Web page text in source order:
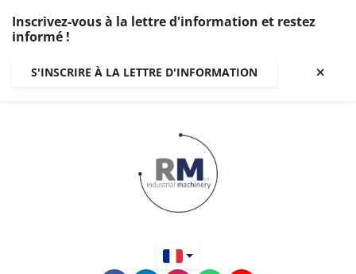
Inscrivez-vous à la lettre d'information et restez
informé !
S'INSCRIRE À LA LETTRE D'INFORMATION